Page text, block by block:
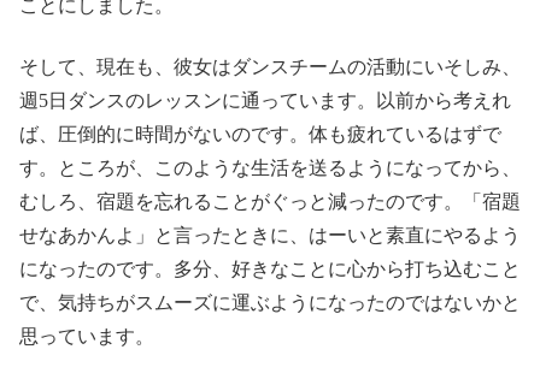
ことにしました。
そして、現在も、彼女はダンスチームの活動にいそしみ、
週5日ダンスのレッスンに通っています。以前から考えれ
ば、圧倒的に時間がないのです。体も疲れているはずで
す。ところが、このような生活を送るようになってから、
むしろ、宿題を忘れることがぐっと減ったのです。「宿題
せなあかんよ」と言ったときに、はーいと素直にやるよう
になったのです。多分、好きなことに心から打ち込むこと
で、気持ちがスムーズに運ぶようになったのではないかと
思っています。